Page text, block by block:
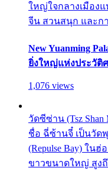
ใหญ่ใจกลางเมือง
จีน สวนสนุก และก
New Yuanming
ยิ่งใหญ่แห่งประวัติ
1,076 views
วัดซีซ่าน (Tsz
ชื่อ ฉี่ซ้านจี๋ เป็นวัด
(Repulse Bay) ใน
ขาวขนาดใหญ่ สูงถึ